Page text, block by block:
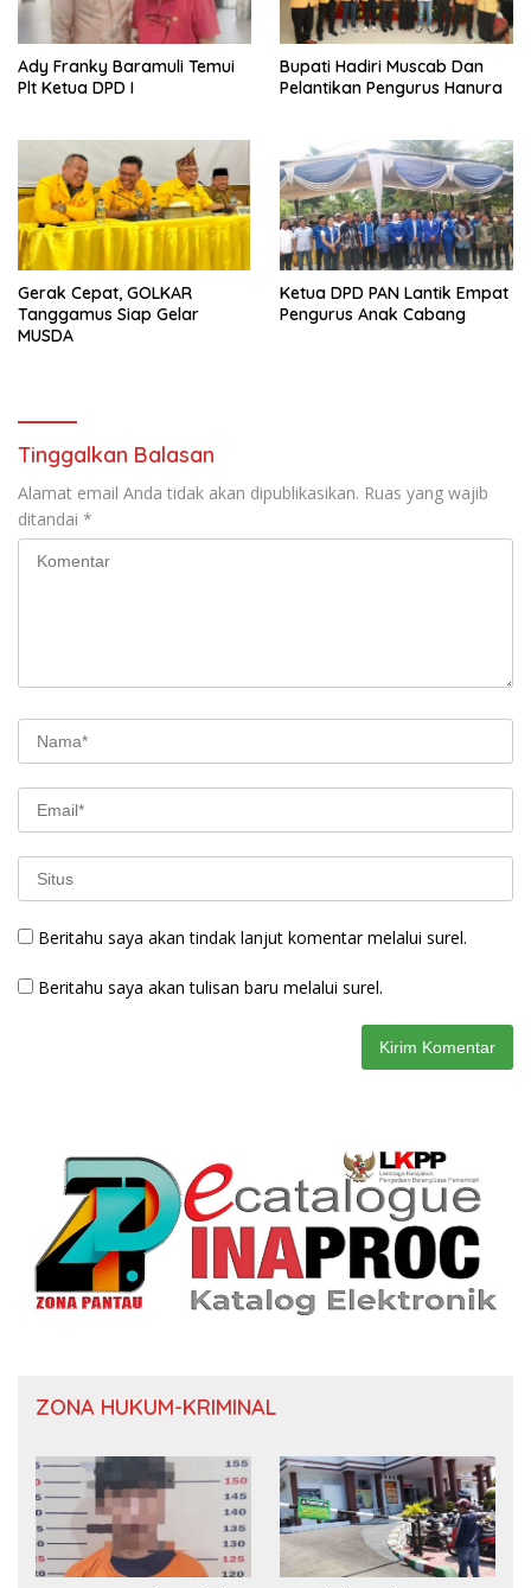
Ady Franky Baramuli Temui
Plt Ketua DPD I
Bupati Hadiri Muscab Dan
Pelantikan Pengurus Hanura
Gerak Cepat, GOLKAR
Tanggamus Siap Gelar
MUSDA
Ketua DPD PAN Lantik Empat
Pengurus Anak Cabang
Tinggalkan Balasan
Alamat email Anda tidak akan dipublikasikan. Ruas yang wajib
ditandai *
Beritahu saya akan tindak lanjut komentar melalui surel.
Beritahu saya akan tulisan baru melalui surel.
ZONA HUKUM-KRIMINAL